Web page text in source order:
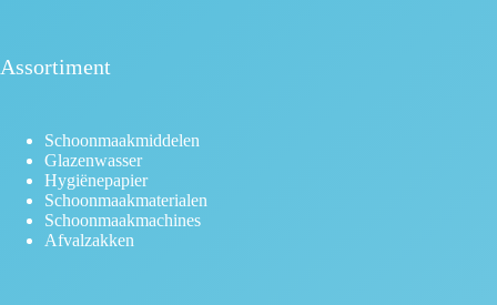
Assortiment
Schoonmaakmiddelen
Glazenwasser
Hygiënepapier
Schoonmaakmaterialen
Schoonmaakmachines
Afvalzakken